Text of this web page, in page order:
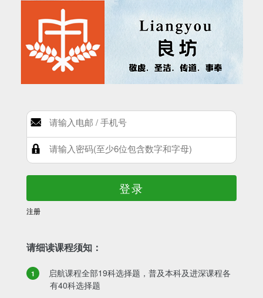
登录
注册
请细读课程须知：
启航课程全部19科选择题，普及本科及进深课程各
有40科选择题